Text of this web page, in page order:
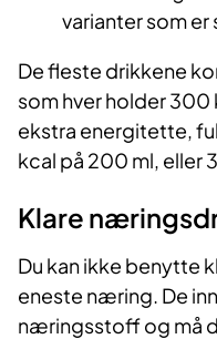
varianter som er
De fleste drikkene
som hver holder 300
ekstra energitette,
kcal på 200 ml, eller
Klare
Du kan ikke benytte
eneste næring. De
næringsstoff og må